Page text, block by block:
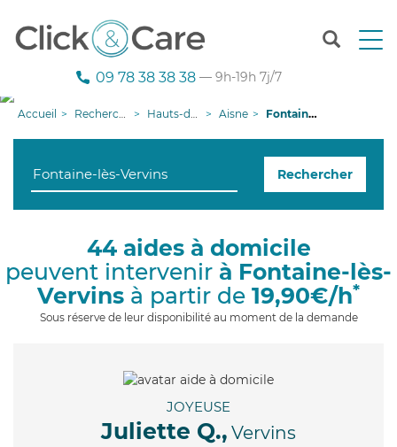
T
n
g
i
09 78 38 38 38 — 9h-19h 7j/7
Accueil Recherche aide à domicile Hauts-de-France Aisne Fontaine-lès-Vervins
Rechercher
44 aides à domicile
peuvent intervenir à Fontaine-lès-
Vervins à partir de 19,90€/h*
Sous réserve de leur disponibilité au moment de la demande
JOYEUSE
Juliette Q., Vervins